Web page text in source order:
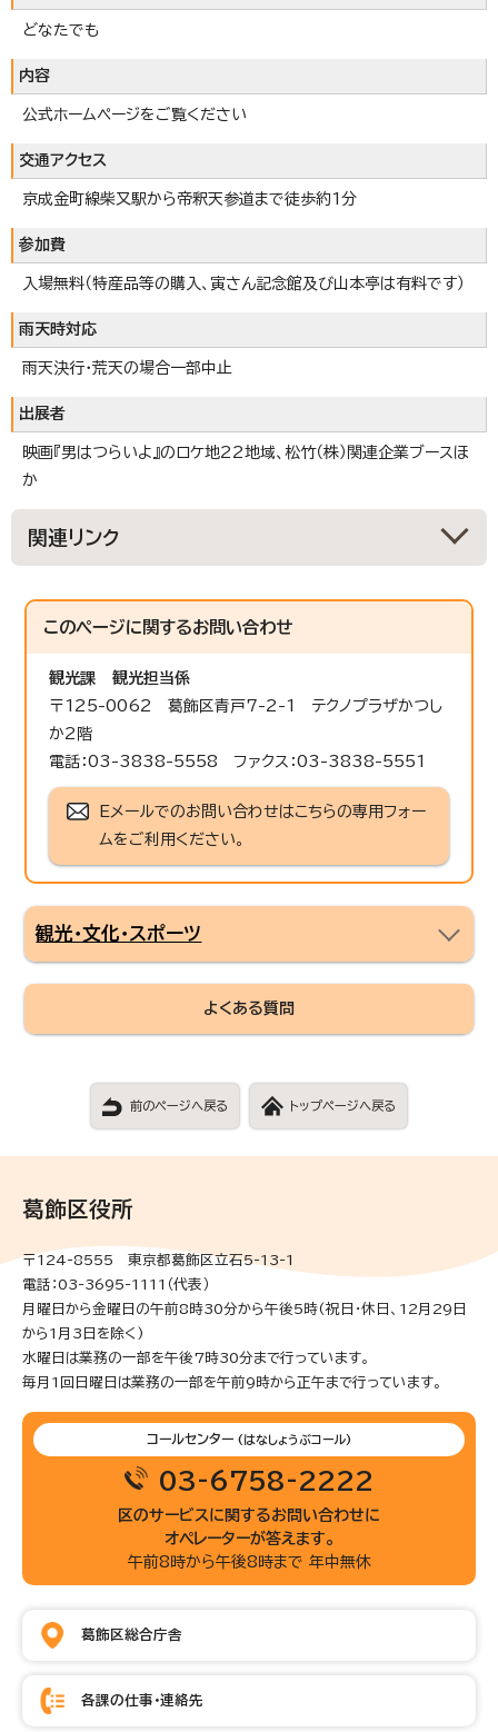
どなたでも
内容
公式ホームページをご覧ください
交通アクセス
京成金町線柴又駅から帝釈天参道まで徒歩約1分
参加費
入場無料（特産品等の購入、寅さん記念館及び山本亭は有料です）
雨天時対応
雨天決行・荒天の場合一部中止
出展者
映画『男はつらいよ』のロケ地22地域、松竹（株）関連企業ブースほ
か
関連リンク
このページに関するお問い合わせ
観光課
観光担当係
〒125-0062 葛飾区青戸7-2-1 テクノプラザかつし
か2階
電話：03-3838-5558 ファクス：03-3838-5551
Eメールでのお問い合わせはこちらの専用フォー
ムをご利用ください。
観光・文化・スポーツ
よくある質問
前のページへ戻る トップページへ戻る
葛飾区役所
〒124-8555 東京都葛飾区立石5-13-1
電話：03-3695-1111（代表）
月曜日から金曜日の午前8時30分から午後5時(祝日・休日、12月29日
から1月3日を除く)
水曜日は業務の一部を午後7時30分まで行っています。
毎月1回日曜日は業務の一部を午前9時から正午まで行っています。
コールセンター (はなしょうぶコール)
03-6758-2222
区のサービスに関するお問い合わせに
オペレーターが答えます。
午前8時から午後8時まで 年中無休
葛飾区総合庁舎
各課の仕事・連絡先